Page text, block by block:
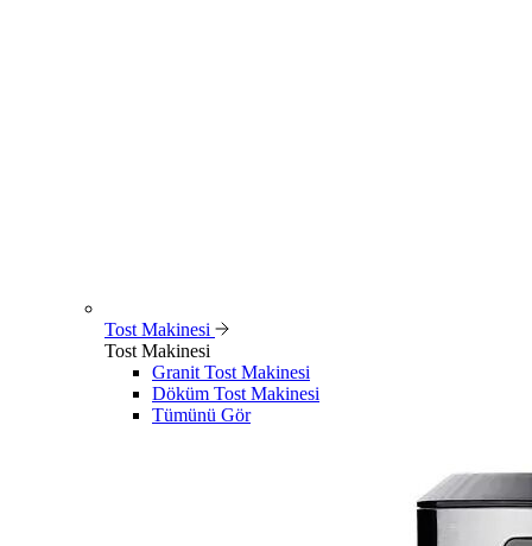
Tost Makinesi
Tost Makinesi
Granit Tost Makinesi
Döküm Tost Makinesi
Tümünü Gör